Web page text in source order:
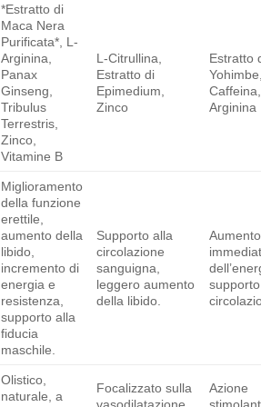
*Estratto di
Maca Nera
Purificata*, L-
Arginina,
Panax
Ginseng,
Tribulus
Terrestris,
Zinco,
Vitamine B
L-Citrullina,
Estratto di
Epimedium,
Zinco
Estratto
Arginina
Miglioramento
della funzione
erettile,
aumento della
libido,
incremento di
energia e
resistenza,
supporto alla
fiducia
maschile.
Supporto alla
circolazione
sanguigna,
leggero aumento
della libido.
Aumento
Olistico,
naturale, a
Focalizzato sulla
Azione